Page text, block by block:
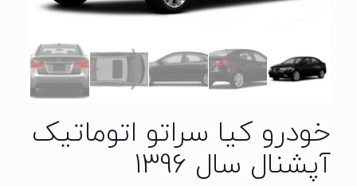
خودرو کیا سراتو اتوماتیک
آپشنال سال 1396